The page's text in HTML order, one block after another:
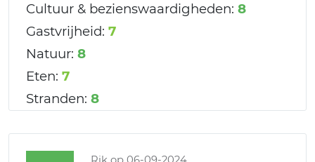
Cultuur & bezienswaardigheden: 8
Gastvrijheid: 7
Natuur: 8
Eten: 7
Stranden: 8